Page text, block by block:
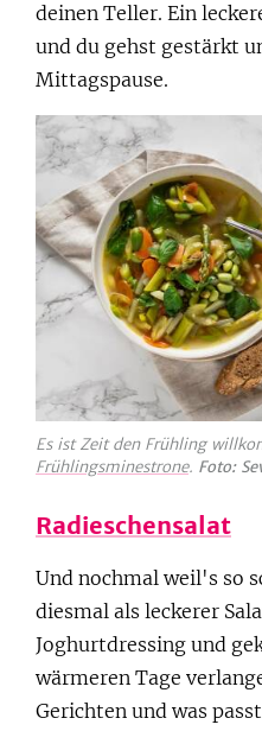
deinen Teller. Ein
und du gehst gestärkt
Mittagspause.
Es ist Zeit den Frühling
Frühlingsminestrone. Foto:
Radieschensalat
Und nochmal weil's so
diesmal als leckerer
Joghurtdressing und
wärmeren Tage
Gerichten und was